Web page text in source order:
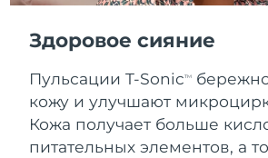
Здоровое сияние
Пульсации T-SonicTM
кожу и улучшают
Кожа получает больше
питательных элементов, а
Республика
Республика Корея